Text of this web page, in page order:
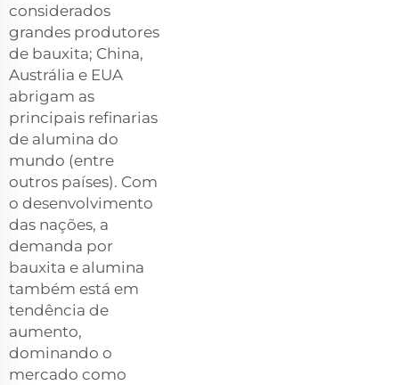
considerados
grandes produtores
de bauxita; China,
Austrália e EUA
abrigam as
principais refinarias
de alumina do
mundo (entre
outros países). Com
o desenvolvimento
das nações, a
demanda por
bauxita e alumina
também está em
tendência de
aumento,
dominando o
mercado como